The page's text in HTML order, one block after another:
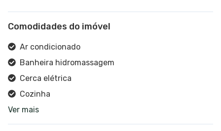
Comodidades do imóvel
Ar condicionado
Banheira hidromassagem
Cerca elétrica
Cozinha
Despensa
Ver mais